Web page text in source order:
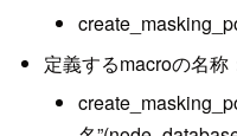
定義するmacroの名称